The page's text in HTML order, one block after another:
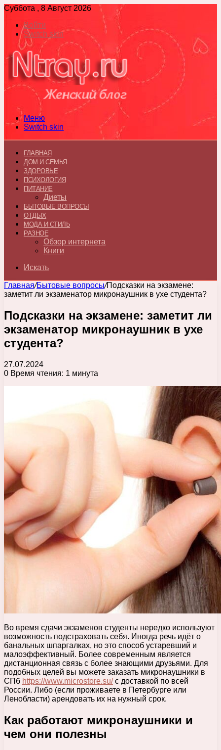
Суббота , 8 Август 2026
Войти
Switch skin
Меню
Switch skin
ГЛАВНАЯ
ДОМ И СЕМЬЯ
ЗДОРОВЬЕ
ПСИХОЛОГИЯ
ПИТАНИЕ
Диеты
БЫТОВЫЕ ВОПРОСЫ
ОТДЫХ
МОДА И СТИЛЬ
РАЗНОЕ
Обзор интернета
Книги
Искать
Главная/Бытовые вопросы/Подсказки на экзамене:
заметит ли экзаменатор микронаушник в ухе студента?
Подсказки на экзамене: заметит ли
экзаменатор микронаушник в ухе
студента?
27.07.2024
0 Время чтения: 1 минута
Во время сдачи экзаменов студенты нередко используют
возможность подстраховать себя. Иногда речь идёт о
банальных шпаргалках, но это способ устаревший и
малоэффективный. Более современным является
дистанционная связь с более знающими друзьями. Для
подобных целей вы можете заказать микронаушники в
СПб https://www.microstore.su/с доставкой по всей
России. Либо (если проживаете в Петербурге или
Ленобласти) арендовать их на нужный срок.
Как работают микронаушники и
чем они полезны